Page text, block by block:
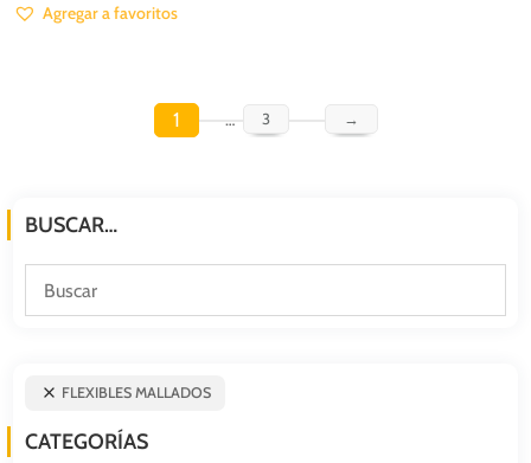
Agregar a favoritos
1 … 3 →
BUSCAR…
FLEXIBLES MALLADOS
CATEGORÍAS